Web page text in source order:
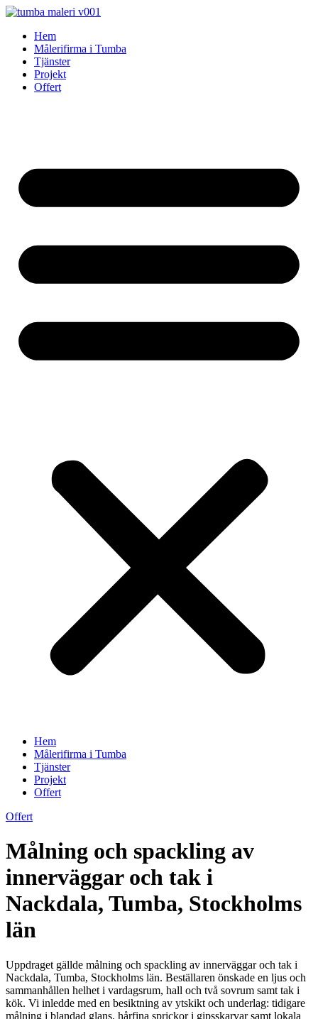
Skip
contentHem
Målerifirma i Tumba
Tjänster
Projekt
Offert
Hem
Målerifirma i Tumba
Tjänster
Projekt
Offert
Offert
Målning och spackling av
innerväggar och tak i
Nackdala, Tumba, Stockholms
län
Uppdraget gällde målning och spackling av innerväggar och tak i
Nackdala, Tumba, Stockholms län. Beställaren önskade en ljus och
sammanhållen helhet i vardagsrum, hall och två sovrum samt tak i
kök. Vi inledde med en besiktning av ytskikt och underlag: tidigare
målning i blandad glans, hårfina sprickor i gipsskarvar samt lokala